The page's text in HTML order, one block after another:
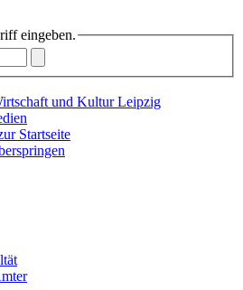
eingeben.
und Kultur Leipzig